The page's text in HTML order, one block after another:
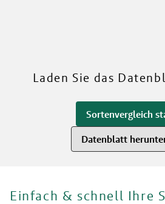
Mehr über unsere
Laden Sie das
Sortenvergleich
Datenblatt
Einfach & schnell Ihre